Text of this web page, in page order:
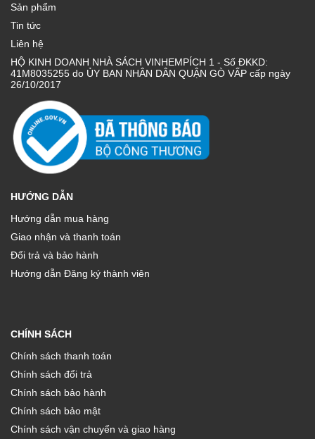
Sản phẩm
Tin tức
Liên hệ
HỘ KINH DOANH NHÀ SÁCH VINHEMPÍCH 1 - Số ĐKKD:
41M8035255 do ỦY BAN NHÂN DÂN QUẬN GÒ VẤP cấp ngày
26/10/2017
HƯỚNG DẪN
Hướng dẫn mua hàng
Giao nhận và thanh toán
Đổi trả và bảo hành
Hướng dẫn Đăng ký thành viên
CHÍNH SÁCH
Chính sách thanh toán
Chính sách đổi trả
Chính sách bảo hành
Chính sách bảo mật
Chính sách vận chuyển và giao hàng